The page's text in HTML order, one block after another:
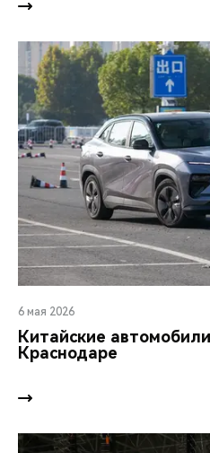
6 мая 2026
Китайские автомобили
Краснодаре